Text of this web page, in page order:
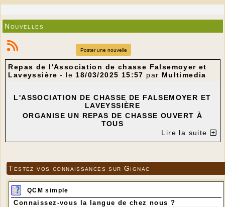
Nouvelles
Poster une nouvelle
Repas de l'Association de chasse Falsemoyer et
Laveyssière - le18/03/2025 15:57 par Multimedia
L'ASSOCIATION DE CHASSE DE FALSEMOYER ET
LAVEYSSIÈRE
ORGANISE UN REPAS DE CHASSE OUVERT À
TOUS
LE SAMEDI 12 AVRIL À 12 H
À LA SALLE DES FÊTES DE GIGNAC
Inscription obligatoire avant le 4 avril au 06 75 14
44 66 ou au 05 65 37 76 84
Lire la suite
Testez vos connaissances sur Gignac
QCM simple
Connaissez-vous la langue de chez nous ?